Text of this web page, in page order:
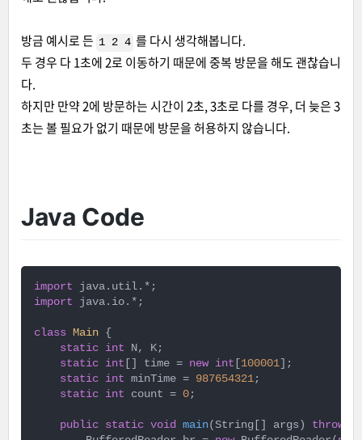
방금 예시로 든 1 2 4 를 다시 생각해봅니다.
두 경우 다 1초에 2로 이동하기 때문에 중복 방문을 해도 괜찮습니
다.
하지만 만약 2에 방문하는 시간이 2초, 3초로 다를 경우, 더 늦은 3
초는 볼 필요가 없기 때문에 방문을 허용하지 않습니다.
Java Code
import
import java.io.*;
class Main {
static int N, K;
static int [] time = new int 100001 ];
static int minTime = 987654321 ;
static int count = 0 ;
public static void main(String[] args) throws